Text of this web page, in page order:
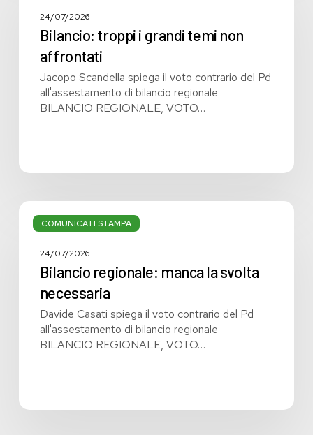
grandi
affrontati
24/07/2026
Bilancio: troppi i grandi temi non
affrontati
Jacopo Scandella spiega il voto contrario del Pd
all'assestamento di bilancio regionale
BILANCIO REGIONALE, VOTO…
COMUNICATI STAMPA
Bilancio
regionale:
svolta
24/07/2026
Bilancio regionale: manca la svolta
necessaria
Davide Casati spiega il voto contrario del Pd
all'assestamento di bilancio regionale
BILANCIO REGIONALE, VOTO…